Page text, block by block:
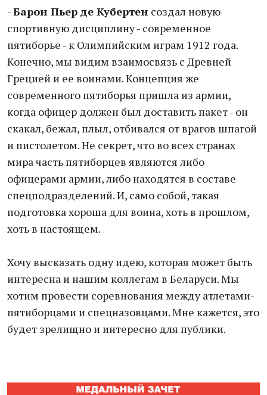
-Барон Пьер де Кубертен создал новую
спортивную дисциплину - современное
пятиборье - к Олимпийским играм 1912 года.
Конечно, мы видим взаимосвязь с Древней
Грецией и ее воинами. Концепция же
современного пятиборья пришла из армии,
когда офицер должен был доставить пакет - он
скакал, бежал, плыл, отбивался от врагов шпагой
и пистолетом. Не секрет, что во всех странах
мира часть пятиборцев являются либо
офицерами армии, либо находятся в составе
спецподразделений. И, само собой, такая
подготовка хороша для воина, хоть в прошлом,
хоть в настоящем.
Хочу высказать одну идею, которая может быть
интересна и нашим коллегам в Беларуси. Мы
хотим провести соревнования между атлетами-
пятиборцами и спецназовцами. Мне кажется, это
будет зрелищно и интересно для публики.